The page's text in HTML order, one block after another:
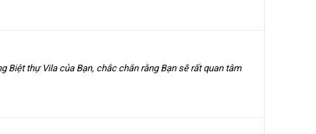
Biệt thự Vila của Bạn, chắc chắn rằng Bạn sẽ rất quan tâm